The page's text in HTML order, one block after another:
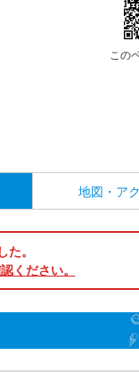
この
地図・ア
。
ください。